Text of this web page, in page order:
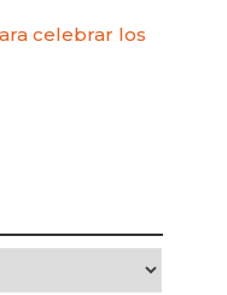
celebrar los